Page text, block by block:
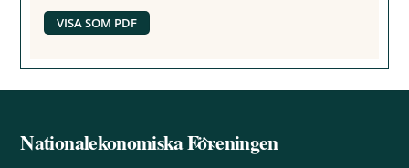
VISA SOM PDF
Back
Nationalekonomiska Föreningen